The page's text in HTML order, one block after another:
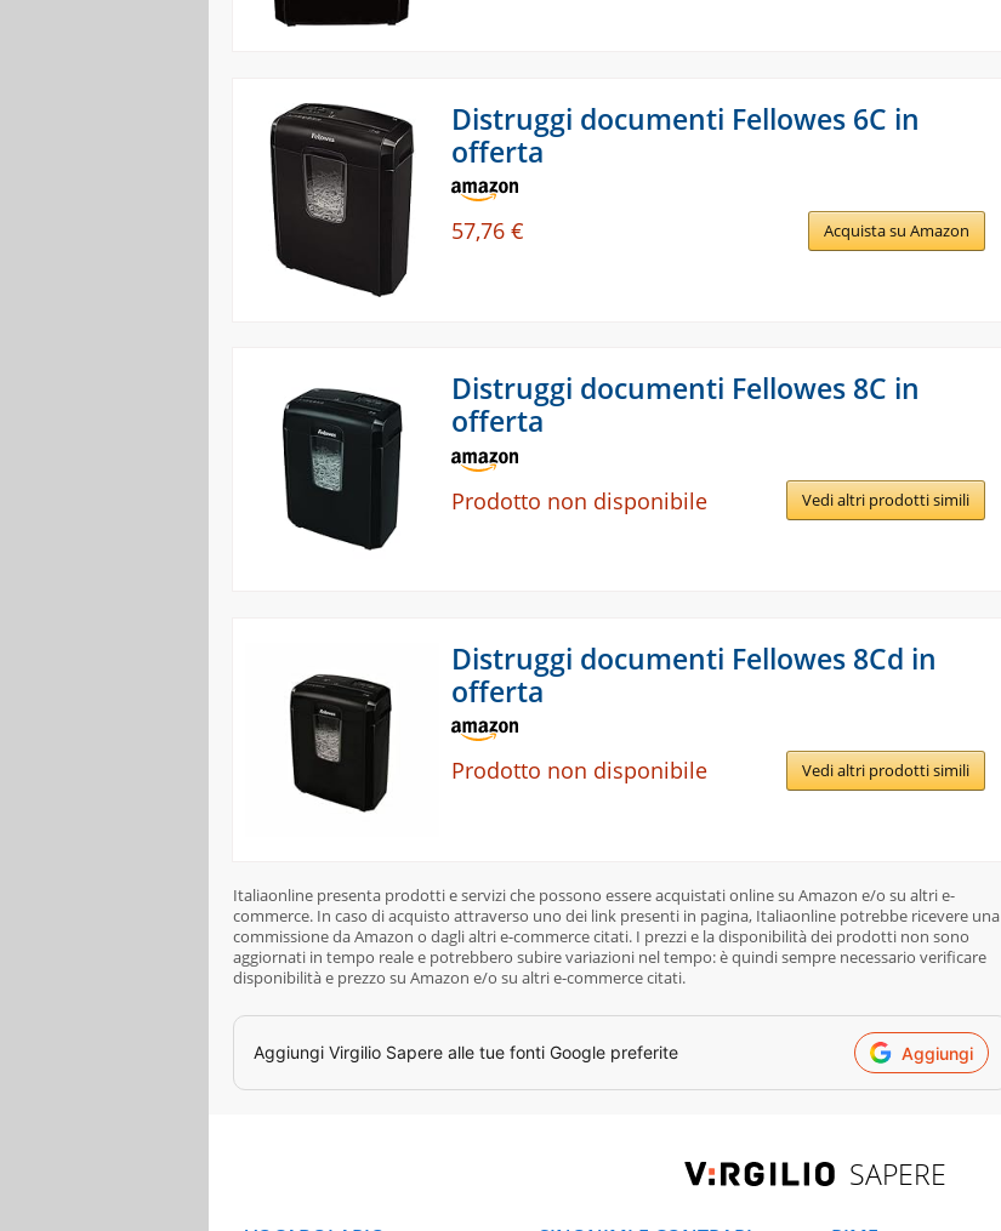
Distruggi documenti Fellowes 6C in
offerta
57,76 € Acquista su Amazon
Distruggi documenti Fellowes 8C in
offerta
Prodotto non disponibile Vedi altri prodotti simili
Distruggi documenti Fellowes 8Cd in
offerta
Prodotto non disponibile Vedi altri prodotti simili
Italiaonline presenta prodotti e servizi che possono essere acquistati online su Amazon e/o su altri e-
commerce. In caso di acquisto attraverso uno dei link presenti in pagina, Italiaonline potrebbe ricevere una
commissione da Amazon o dagli altri e-commerce citati. I prezzi e la disponibilità dei prodotti non sono
aggiornati in tempo reale e potrebbero subire variazioni nel tempo: è quindi sempre necessario verificare
disponibilità e prezzo su Amazon e/o su altri e-commerce citati.
Aggiungi Virgilio Sapere alle tue fonti Google preferite Aggiungi
SAPERE